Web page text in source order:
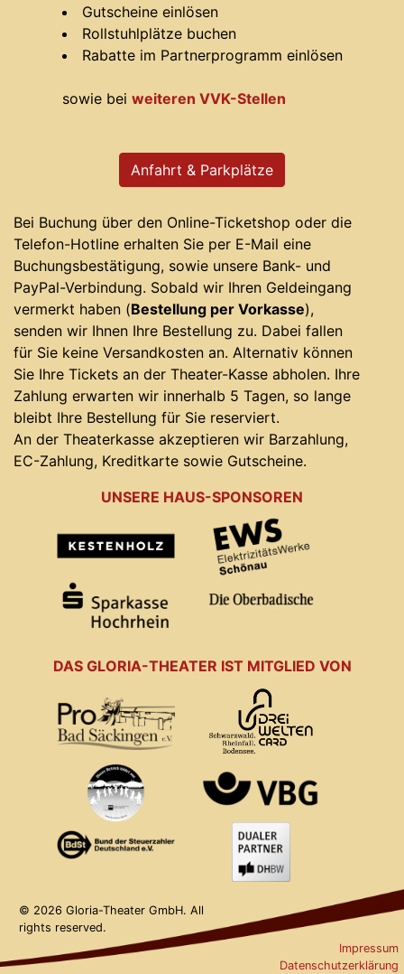
Gutscheine einlösen
Rollstuhlplätze buchen
Rabatte im Partnerprogramm einlösen
sowie bei weiteren VVK-Stellen
Anfahrt & Parkplätze
Bei Buchung über den Online-Ticketshop oder die
Telefon-Hotline erhalten Sie per E-Mail eine
Buchungsbestätigung, sowie unsere Bank- und
PayPal-Verbindung. Sobald wir Ihren Geldeingang
vermerkt haben (Bestellung per Vorkasse),
senden wir Ihnen Ihre Bestellung zu. Dabei fallen
für Sie keine Versandkosten an. Alternativ können
Sie Ihre Tickets an der Theater-Kasse abholen. Ihre
Zahlung erwarten wir innerhalb 5 Tagen, so lange
bleibt Ihre Bestellung für Sie reserviert.
An der Theaterkasse akzeptieren wir Barzahlung,
EC-Zahlung, Kreditkarte sowie Gutscheine.
UNSERE HAUS-SPONSOREN
DAS GLORIA-THEATER IST MITGLIED VON
© 2026 Gloria-Theater GmbH. All
rights reserved.
Impressum
Datenschutzerklärung